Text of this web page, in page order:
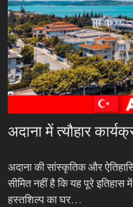
अदाना में त्यौहार
अदाना की सांस्कृतिक और
सीमित नहीं है कि यह पूरे
हस्तशिल्प का घर…